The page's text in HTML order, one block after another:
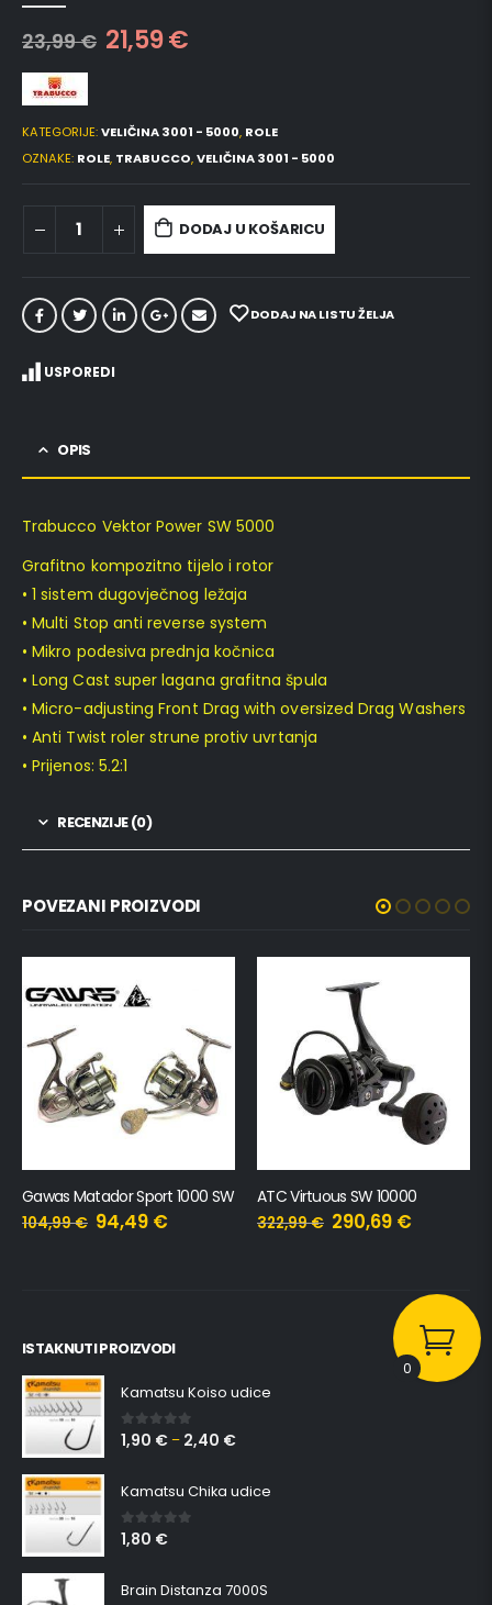
23,99€ 21,59€
KATEGORIJE:VELIČINA 3001 - 5000, ROLE
OZNAKE: ROLE, TRABUCCO,VELIČINA 3001 - 5000
DODAJ U KOŠARICU
DODAJ NA LISTU ŽELJA
USPOREDI
OPIS
Trabucco Vektor Power SW 5000
Grafitno kompozitno tijelo i rotor
• 1 sistem dugovječnog ležaja
• Multi Stop anti reverse system
• Mikro podesiva prednja kočnica
• Long Cast super lagana grafitna špula
• Micro-adjusting Front Drag with oversized Drag Washers
• Anti Twist roler strune protiv uvrtanja
• Prijenos: 5.2:1
RECENZIJE (0)
POVEZANI PROIZVODI
Gawas Matador Sport 1000 SW
104,99€ 94,49 €
ATC Virtuous SW 10000
322,99€ 290,69 €
ISTAKNUTI PROIZVODI
Kamatsu Koiso udice
0 out of 5
1,90 € – 2,40 €
Kamatsu Chika udice
0 out of 5
1,80 €
Brain Distanza 7000S
0